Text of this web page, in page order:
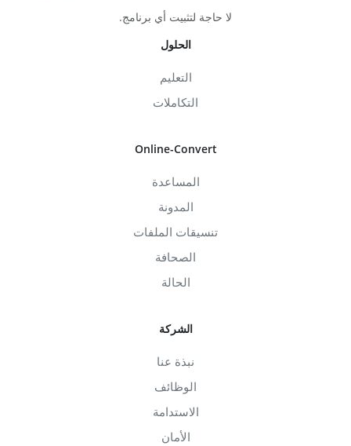
لا حاجة لتثبيت أي برنامج.
الحلول
التعليم
التكاملات
Online-Convert
المساعدة
المدونة
تنسيقات الملفات
الصحافة
الحالة
الشركة
نبذة عنا
الوظائف
الاستدامة
الأمان